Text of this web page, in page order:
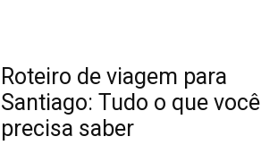
Roteiro de viagem para
Santiago: Tudo o que você
precisa saber